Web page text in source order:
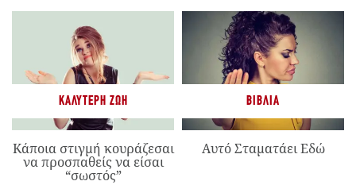
ΚΑΛΎΤΕΡΗ ΖΩΉ
Κάποια στιγμή κουράζεσαι
να προσπαθείς να είσαι
“σωστός”
ΒΙΒΛΊΑ
Αυτό Σταματάει Εδώ